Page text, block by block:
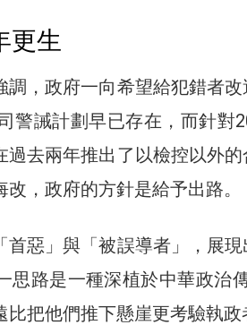
更生
調，政府一向希望給犯錯者
警誡計劃早已存在，而針對
過去兩年推出了以檢控以外
，政府的方針是給予出路。
首惡」與「被誤導者」，展
思路是一種深植於中華政治
把他們推下懸崖更考驗執政